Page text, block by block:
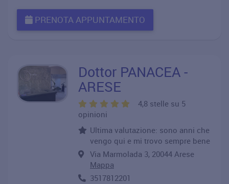
PRENOTA APPUNTAMENTO
Dottor PANACEA -
ARESE
4,8 stelle su 5
opinioni
Ultima valutazione: sono anni che
vengo qui e mi trovo sempre bene
Via Marmolada 3, 20044 Arese
Mappa
3517812201